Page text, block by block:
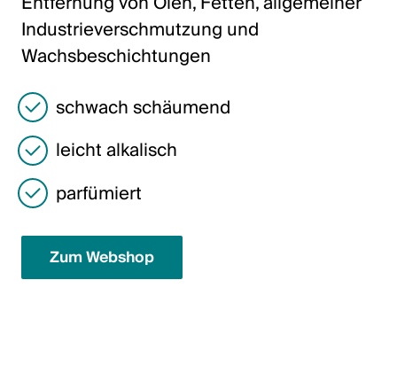
Italiano
English
Österreich
Deutsch
English
Deutsch
Industrieverschmutzung und
Wachsbeschichtungen
schwach schäumend
leicht alkalisch
parfümiert
Zum Webshop